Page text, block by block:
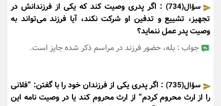
سؤال(734)
: اگر پدری وصیت کند که یکی از فرزندانش در
تجهیز، تشییع و تدفین او شرکت نکند، آیا فرزند می‌تواند به
وصیت پدر عمل ننماید؟
جواب : بله، حضور فرزند در مراسم ذکر شده جایز است.
سؤال(735)
: اگر پدری یکی از فرزندان خود را با گفتن: “فلانی
را از ارث محروم کردم” از ارث محروم کند یا در وصیت نامه این